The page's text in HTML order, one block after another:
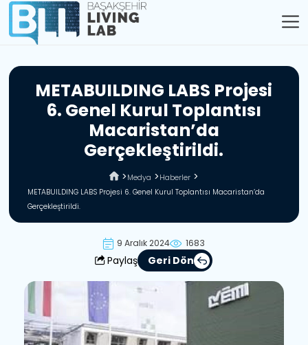
METABUILDING LABS Projesi
6. Genel Kurul Toplantısı
Macaristan’da
Gerçekleştirildi.
Medya
Haberler
METABUILDING LABS Projesi 6. Genel Kurul Toplantısı Macaristan’da
Gerçekleştirildi.
9 Aralık 2024 1683
Paylaş Geri Dön